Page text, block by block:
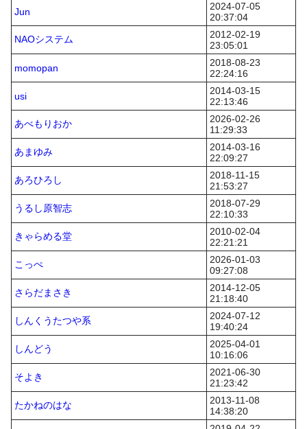
Jun
2024-07-05
20:37:04
NAOシステム
2012-02-19
23:05:01
momopan
2018-08-23
22:24:16
usi
2014-03-15
22:13:46
あべもりおか
2026-02-26
11:29:33
あまゆみ
2014-03-16
22:09:27
あろひろし
2018-11-15
21:53:27
うるし原智志
2018-07-29
22:10:33
きゃらめる堂
2010-02-04
22:21:21
こっぺ
2026-01-03
09:27:08
さらだまさき
2014-12-05
21:18:40
しんくうたつや系
2024-07-12
19:40:24
しんどう
2025-04-01
10:16:06
そよき
2021-06-30
21:23:42
たかねのはな
2013-11-08
14:38:20